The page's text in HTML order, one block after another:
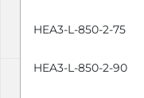
HEA3-L-850-2-75
HEA3-L-850-2-90